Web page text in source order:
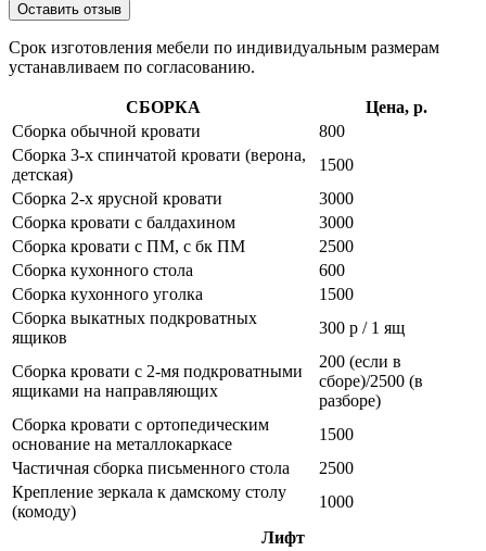
Оставить отзыв
Срок изготовления мебели по индивидуальным размерам
устанавливаем по согласованию.
СБОРКА
Цена, р.
Сборка обычной кровати
800
Сборка 3-х спинчатой кровати (верона,
детская)
1500
Сборка 2-х ярусной кровати
3000
Сборка кровати с балдахином
3000
Сборка кровати с ПМ, с бк ПМ
2500
Сборка кухонного стола
600
Сборка кухонного уголка
1500
Сборка выкатных подкроватных
ящиков
300 р / 1 ящ
Сборка кровати с 2-мя подкроватными
ящиками на направляющих
200 (если в
сборе)/2500 (в
разборе)
Сборка кровати с ортопедическим
основание на металлокаркасе
1500
Частичная сборка письменного стола
2500
Крепление зеркала к дамскому столу
(комоду)
1000
Лифт